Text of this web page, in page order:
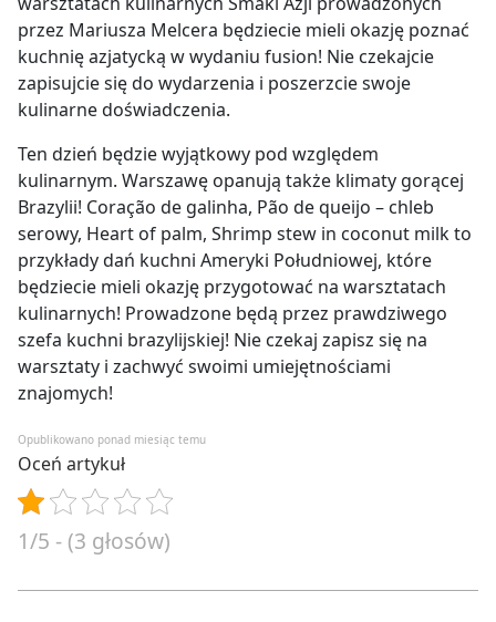
przez Mariusza Melcera będziecie mieli okazję poznać
kuchnię azjatycką w wydaniu fusion! Nie czekajcie
zapisujcie się do wydarzenia i poszerzcie swoje
kulinarne doświadczenia.
Ten dzień będzie wyjątkowy pod względem
kulinarnym. Warszawę opanują także klimaty gorącej
Brazylii! Coração de galinha, Pão de queijo – chleb
serowy, Heart of palm, Shrimp stew in coconut milk to
przykłady dań kuchni Ameryki Południowej, które
będziecie mieli okazję przygotować na warsztatach
kulinarnych! Prowadzone będą przez prawdziwego
szefa kuchni brazylijskiej! Nie czekaj zapisz się na
warsztaty i zachwyć swoimi umiejętnościami
znajomych!
Opublikowano ponad miesiąc temu
Oceń artykuł
1/5 - (3 głosów)